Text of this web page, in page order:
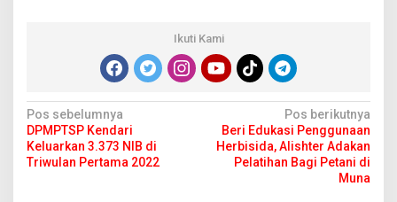
i
P
p
u
a
Ikuti Kami
N
a
v
Pos sebelumnya
DPMPTSP Kendari
Keluarkan 3.373 NIB di
Triwulan Pertama 2022
Pos berikutnya
Beri Edukasi Penggunaan
Herbisida, Alishter Adakan
Pelatihan Bagi Petani di
Muna